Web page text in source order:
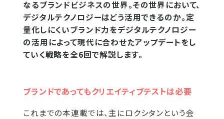
なるブランドビジネスの世界。その世界において、
デジタルテクノロジーはどう活用できるのか。定
量化しにくいブランド力をデジタルテクノロジー
の活用によって現代に合わせたアップデートをし
ていく戦略を全6回で解説します。
ブランドであってもクリエイティブテストは必要
これまでの本連載では、主にロクシタンという会